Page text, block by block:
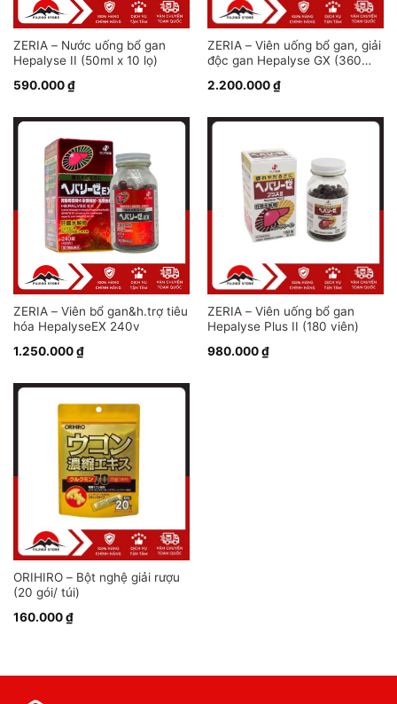
ZERIA – Nước uống bổ gan
Hepalyse II (50ml x 10 lọ)
590.000₫
ZERIA – Viên uống bổ gan, giải
độc gan Hepalyse GX (360
2.200.000₫
ZERIA – Viên bổ gan&h.trợ tiêu
hóa HepalyseEX 240v
1.250.000₫
ZERIA – Viên uống bổ gan
Hepalyse Plus II (180 viên)
980.000₫
ORIHIRO – Bột nghệ giải rượu
(20 gói/ túi)
160.000₫